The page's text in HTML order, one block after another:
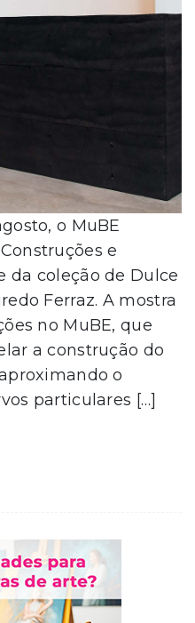
o MuBE
e
da coleção de Dulce
Ferraz. A mostra
no MuBE, que
a construção do
o
particulares […]